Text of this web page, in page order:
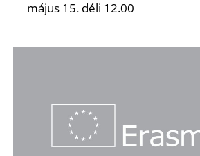
május 15. déli 12.00